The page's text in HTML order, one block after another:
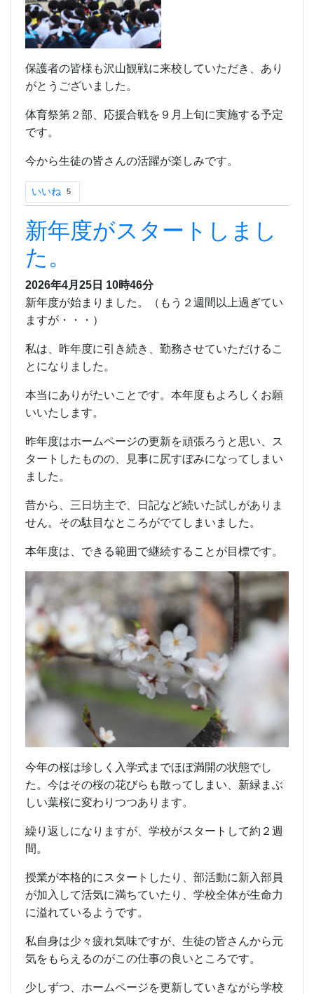
保護者の皆様も沢山観戦に来校していただき、あり
がとうございました。
体育祭第２部、応援合戦を９月上旬に実施する予定
です。
今から生徒の皆さんの活躍が楽しみです。
いいね 5
新年度がスタートしまし
た。
2026年4月25日 10時46分
新年度が始まりました。（もう２週間以上過ぎてい
ますが・・・）
私は、昨年度に引き続き、勤務させていただけるこ
とになりました。
本当にありがたいことです。本年度もよろしくお願
いいたします。
昨年度はホームページの更新を頑張ろうと思い、ス
タートしたものの、見事に尻すぼみになってしまい
ました。
昔から、三日坊主で、日記など続いた試しがありま
せん。その駄目なところがでてしまいました。
本年度は、できる範囲で継続することが目標です。
今年の桜は珍しく入学式までほぼ満開の状態でし
た。今はその桜の花びらも散ってしまい、新緑まぶ
しい葉桜に変わりつつあります。
繰り返しになりますが、学校がスタートして約２週
間。
授業が本格的にスタートしたり、部活動に新入部員
が加入して活気に満ちていたり、学校全体が生命力
に溢れているようです。
私自身は少々疲れ気味ですが、生徒の皆さんから元
気をもらえるのがこの仕事の良いところです。
少しずつ、ホームページを更新していきながら学校